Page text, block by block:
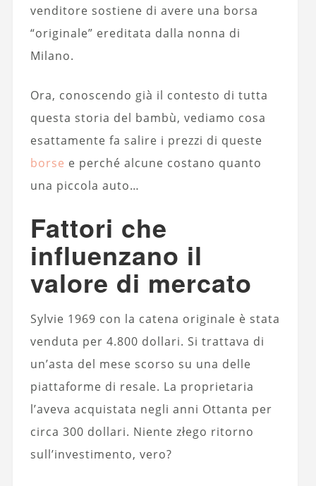
venditore sostiene di avere una borsa
“originale” ereditata dalla nonna di
Milano.
Ora, conoscendo già il contesto di tutta
questa storia del bambù, vediamo cosa
esattamente fa salire i prezzi di queste
borse e perché alcune costano quanto
una piccola auto…
Fattori che
influenzano il
valore di mercato
Sylvie 1969 con la catena originale è stata
venduta per 4.800 dollari. Si trattava di
un’asta del mese scorso su una delle
piattaforme di resale. La proprietaria
l’aveva acquistata negli anni Ottanta per
circa 300 dollari. Niente złego ritorno
sull’investimento, vero?